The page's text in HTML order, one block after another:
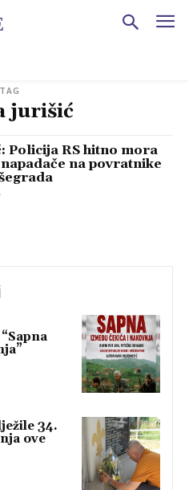
TAG
jurišić
Policija RS hitno mora
na povratnike
34.
ove